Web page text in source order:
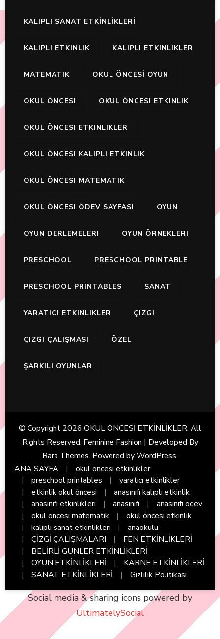
KALIPLI SANAT ETKİNLİKLERİ
KALIPLI ETKINLIK KALIPLI ETKINLIKLER
MATEMATIK OKUL ÖNCESİ OYUN
OKUL ÖNCESI OKUL ÖNCESI ETKINLIK
OKUL ÖNCESI ETKINLIKLER
OKUL ÖNCESI KALIPLI ETKINLIK
OKUL ÖNCESI MATEMATIK
OKUL ÖNCESI ÖDEV SAYFASI OYUN
OYUN DERLEMELERI OYUN ÖRNEKLERI
PRESCHOOL PRESCHOOL PRINTABLE
PRESCHOOL PRINTABLES SANAT
YARATICI ETKINLIKLER ÇIZGI
ÇIZGI ÇALIŞMASI ÖZEL
ŞARKILI OYUNLAR
© Copyright 2026 OKUL ÖNCESİ ETKİNLİKLER. All
Rights Reserved. Feminine Fashion | Developed By
Rara Themes. Powered byWordPress.
ANA SAYFA
okul öncesi etkinlikler
preschool printables
yaratıcı etkinlikler
etkinlik okul öncesi
anasınıfı kalıplı etkinlik
anasınıfı etkinlikleri
anasınıfı
anasınıfı ödev
okul öncesi matematik
okul öncesi etkinlik
kalıplı sanat etkinlikleri
anaokulu
ÇİZGİ ÇALIŞMALARI
FEN ETKİNLİKLERİ
BELİRLİ GÜNLER ETKİNLİKLERİ
OYUN ETKİNLİKLERİ
KARNE ETKİNLİKLERİ
SANAT ETKİNLİKLERİ
Gizlilik Politikası
Social media & sharing icons powered by
UltimatelySocial